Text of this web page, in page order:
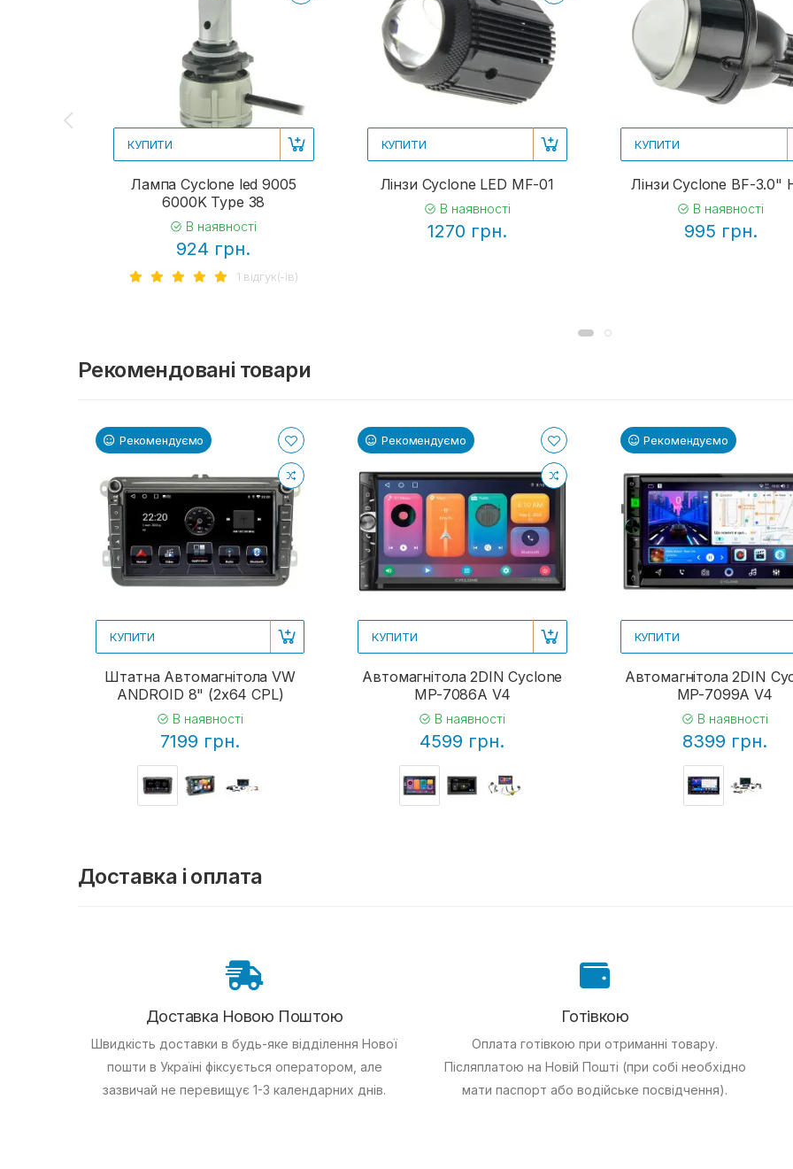
КУПИТИ
Лампа Cyclone led 9005
6000K Type 38
В наявності
924 грн.
1 вiдгук(-iв)
КУПИТИ
Лінзи Cyclone LED MF-01
В наявності
1270 грн.
КУПИТИ
Лінзи Cyclone BF-3.0"
В наявності
995 грн.
Рекомендовані товари
Рекомендуємо
КУПИТИ
Штатна Автомагнітола VW
ANDROID 8" (2x64 CPL)
В наявності
7199 грн.
Рекомендуємо
КУПИТИ
Автомагнітола 2DIN Cyclone
MP-7086A V4
В наявності
4599 грн.
Рекомендуємо
КУПИТИ
Автомагнітола 2DIN
MP-7099A V4
В наявності
8399 грн.
Доставка і оплата
Доставка Новою Поштою
Швидкість доставки в будь-яке відділення Нової
пошти в Україні фіксується оператором, але
зазвичай не перевищує 1-3 календарних днів.
Готівкою
Оплата готівкою при отриманні товару.
Післяплатою на Новій Пошті (при собі необхідно
мати паспорт або водійське посвідчення).